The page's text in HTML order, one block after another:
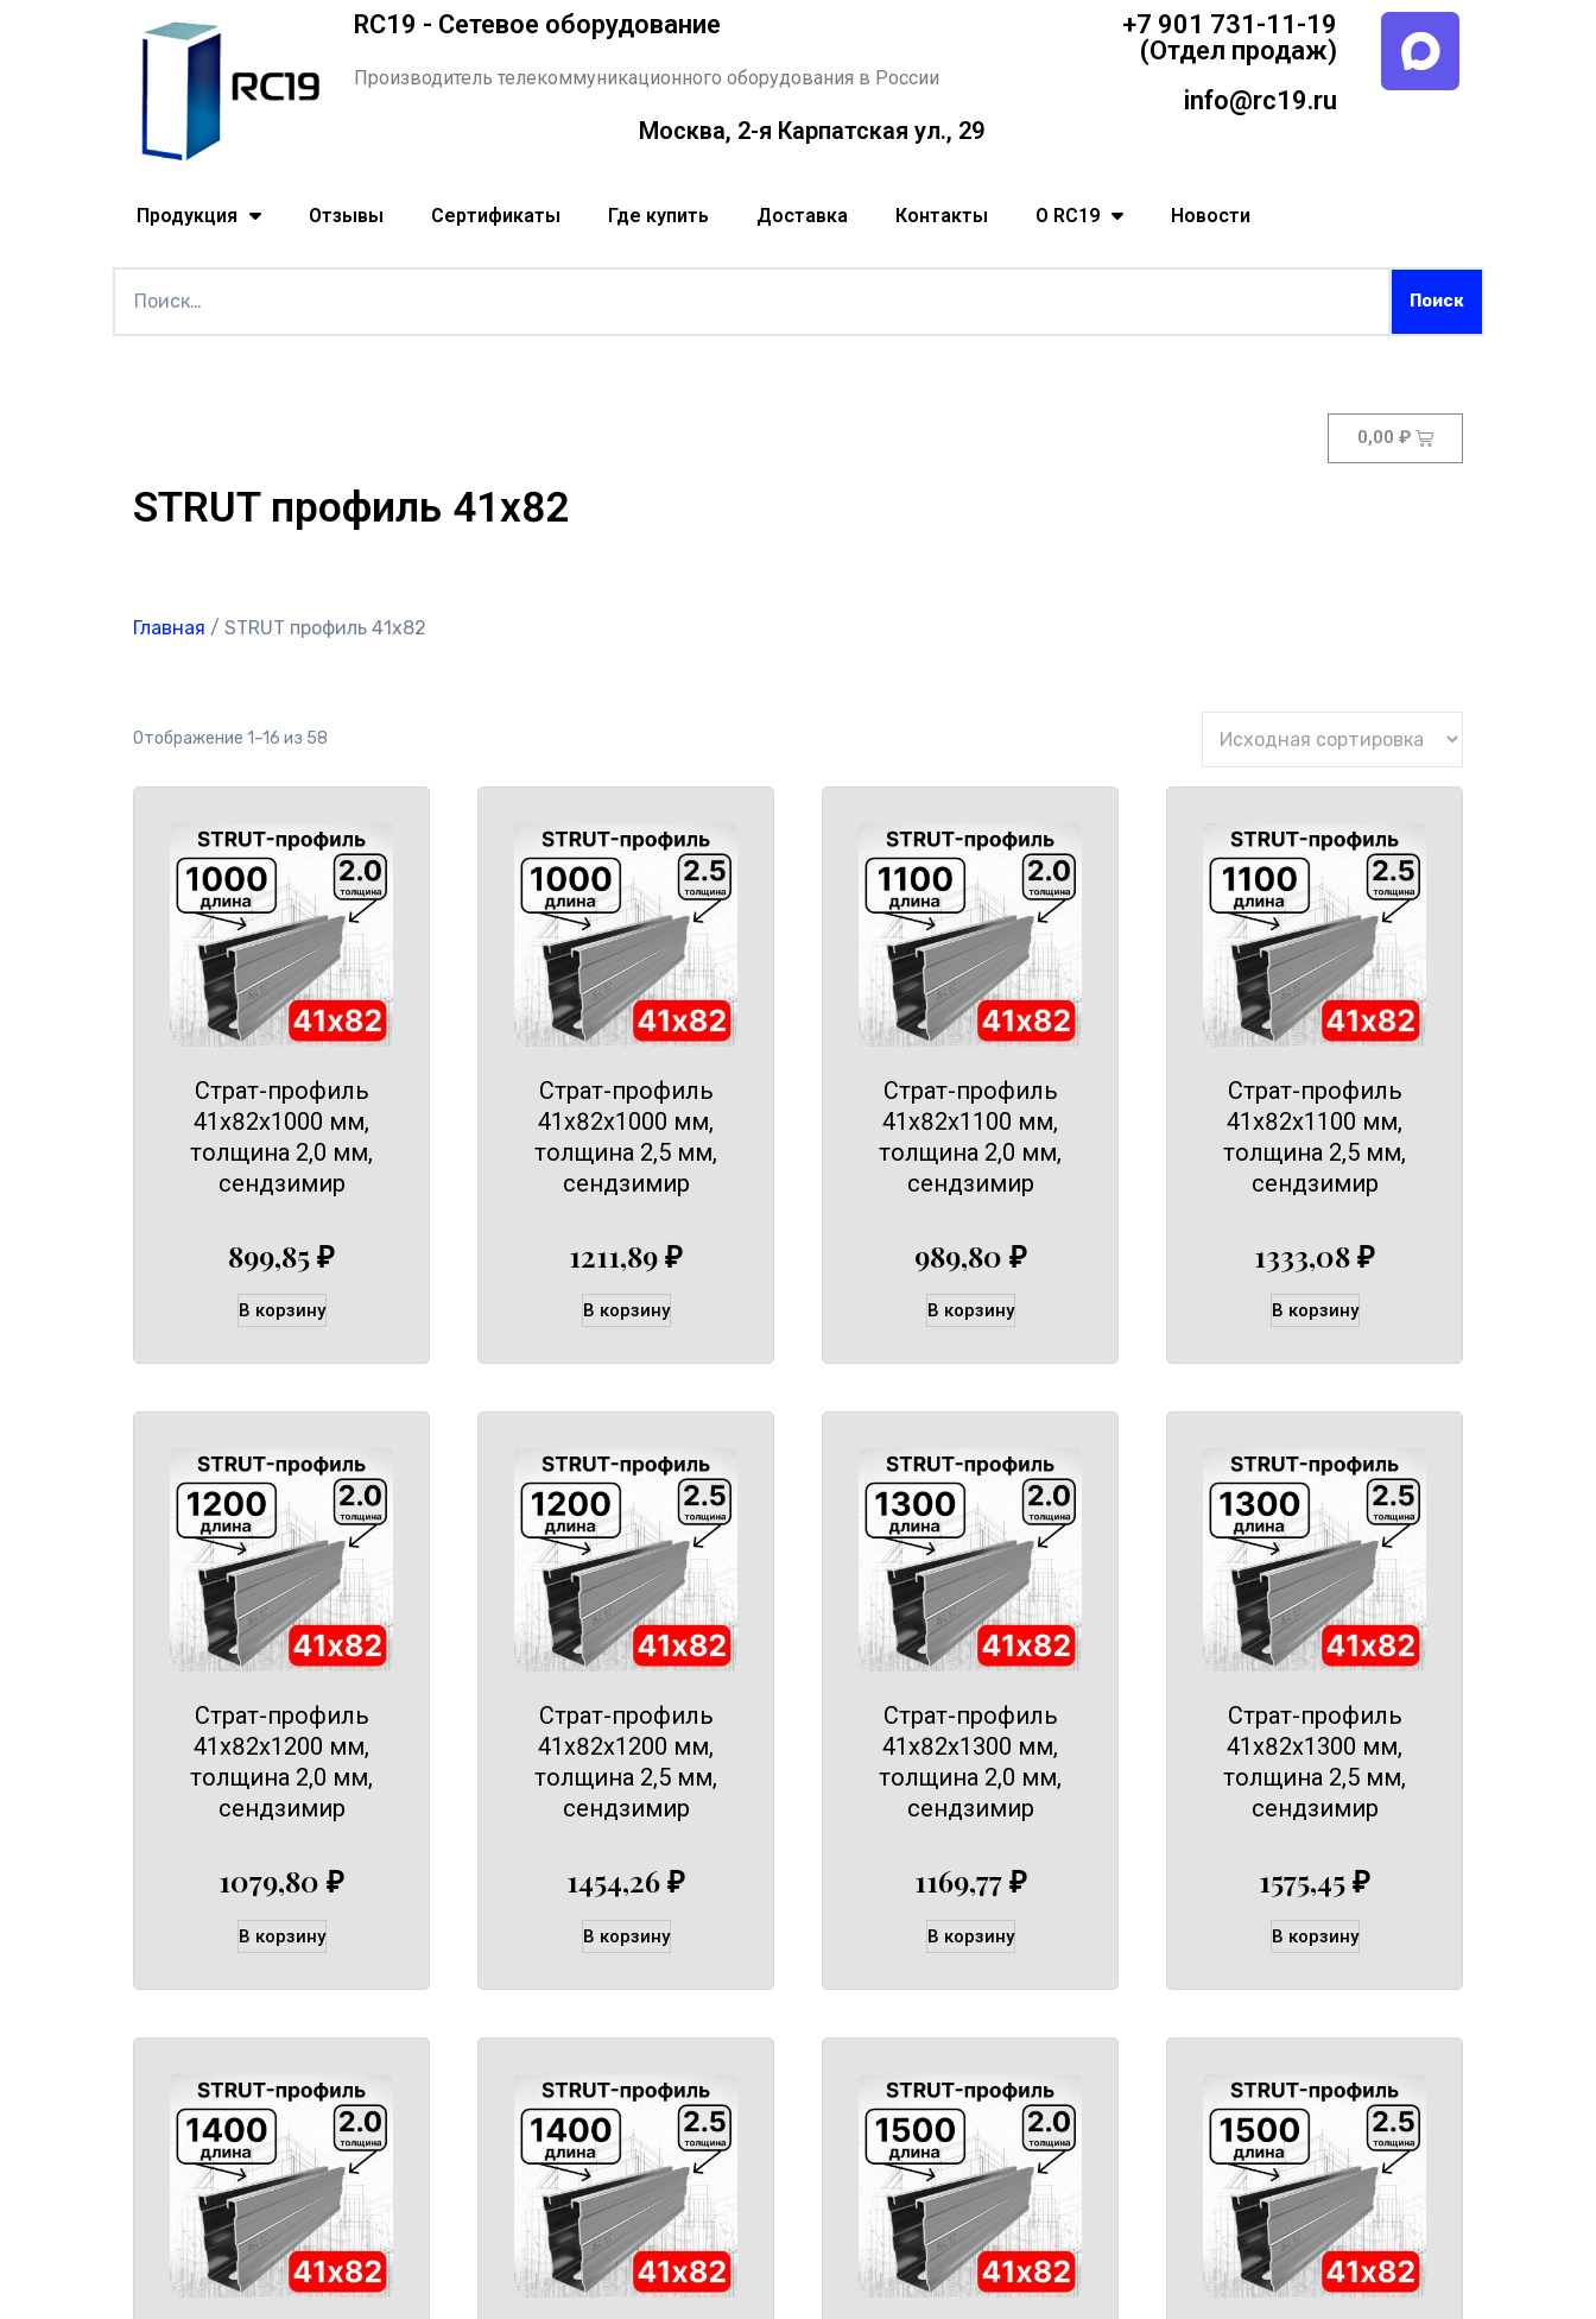
RC19 - Сетевое оборудование
Производитель телекоммуникационного оборудования в России
Москва, 2-я Карпатская ул., 29
+7 901 731-11-19
(Отдел продаж)
info@rc19.ru
Продукция Отзывы Сертификаты Где купить Доставка Контакты О RC19 Новости
0,00 ₽
STRUT профиль 41x82
Главная / STRUT профиль 41x82
Отображение 1–16 из 58
Страт-профиль
41х82х1000 мм,
толщина 2,0 мм,
сендзимир
899,85₽
В корзину
Страт-профиль
41х82х1000 мм,
толщина 2,5 мм,
сендзимир
1211,89₽
В корзину
Страт-профиль
41х82х1100 мм,
толщина 2,0 мм,
сендзимир
989,80 ₽
В корзину
Страт-профиль
41х82х1100 мм,
толщина 2,5 мм,
сендзимир
1333,08₽
В корзину
Страт-профиль
41х82х1200 мм,
толщина 2,0 мм,
сендзимир
1079,80 ₽
В корзину
Страт-профиль
41х82х1200 мм,
толщина 2,5 мм,
сендзимир
1454,26₽
В корзину
Страт-профиль
41х82х1300 мм,
толщина 2,0 мм,
сендзимир
1169,77₽
В корзину
Страт-профиль
41х82х1300 мм,
толщина 2,5 мм,
сендзимир
1575,45₽
В корзину